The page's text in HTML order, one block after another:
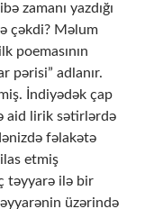
zamanı yazdığı
çəkdi? Məlum
poemasının
pərisi” adlanır.
İndiyədək çap
aid lirik sətirlərdə
fəlakətə
etmiş
təyyarə ilə bir
üzərində